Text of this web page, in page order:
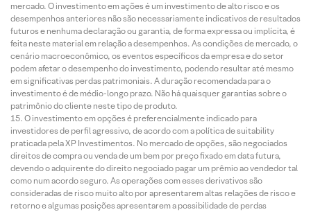
mercado. O investimento em ações é um investimento de alto risco e os
desempenhos anteriores não são necessariamente indicativos de resultados
futuros e nenhuma declaração ou garantia, de forma expressa ou implícita, é
feita neste material em relação a desempenhos. As condições de mercado, o
cenário macroeconômico, os eventos específicos da empresa e do setor
podem afetar o desempenho do investimento, podendo resultar até mesmo
em significativas perdas patrimoniais. A duração recomendada para o
investimento é de médio-longo prazo. Não há quaisquer garantias sobre o
patrimônio do cliente neste tipo de produto.
O investimento em opções é preferencialmente indicado para
investidores de perfil agressivo, de acordo com a política de suitability
praticada pela XP Investimentos. No mercado de opções, são negociados
direitos de compra ou venda de um bem por preço fixado em data futura,
devendo o adquirente do direito negociado pagar um prêmio ao vendedor tal
como num acordo seguro. As operações com esses derivativos são
consideradas de risco muito alto por apresentarem altas relações de risco e
retorno e algumas posições apresentarem a possibilidade de perdas